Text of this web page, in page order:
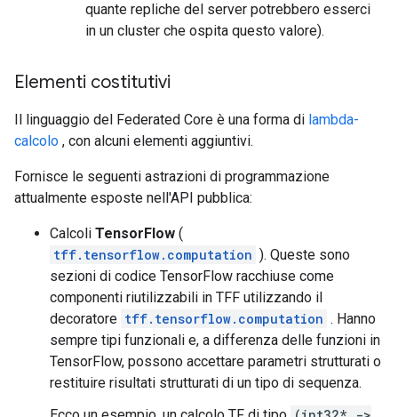
quante repliche del server potrebbero esserci
in un cluster che ospita questo valore).
Elementi costitutivi
Il linguaggio del Federated Core è una forma di lambda-
calcolo , con alcuni elementi aggiuntivi.
Fornisce le seguenti astrazioni di programmazione
attualmente esposte nell'API pubblica:
Calcoli TensorFlow (
tff.tensorflow.computation ). Queste sono
sezioni di codice TensorFlow racchiuse come
componenti riutilizzabili in TFF utilizzando il
decoratore tff.tensorflow.computation . Hanno
sempre tipi funzionali e, a differenza delle funzioni in
TensorFlow, possono accettare parametri strutturati o
restituire risultati strutturati di un tipo di sequenza.